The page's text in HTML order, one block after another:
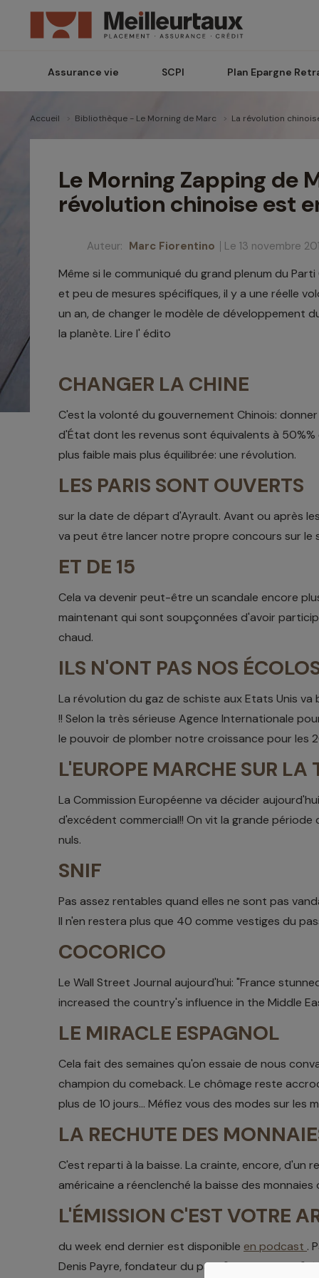
Assurance vie SCPI Plan Epargne
Accueil Bibliothèque - Le Morning de Marc La révolution
Le Morning Zapping de
révolution chinoise est
Auteur: Marc Fiorentino Le 13 novembre
Même si le communiqué du grand plenum du
et peu de mesures spécifiques, il y a une réelle
un an, de changer le modèle de développement
la planète. Lire l' édito
CHANGER LA CHINE
C'est la volonté du gouvernement Chinois:
d'État dont les revenus sont équivalents à 50%%
plus faible mais plus équilibrée: une révolution.
LES PARIS SONT OUVERTS
sur la date de départ d'Ayrault. Avant ou après
va peut être lancer notre propre concours sur le
ET DE 15
Cela va devenir peut-être un scandale encore
maintenant qui sont soupçonnées d'avoir
chaud.
ILS N'ONT PAS NOS
La révolution du gaz de schiste aux Etats Unis
!! Selon la très sérieuse Agence Internationale
le pouvoir de plomber notre croissance pour les
L'EUROPE MARCHE SUR LA
La Commission Européenne va décider
d'excédent commercial!! On vit la grande période
nuls.
SNIF
Pas assez rentables quand elles ne sont pas
Il n'en restera plus que 40 comme vestiges du
COCORICO
Le Wall Street Journal aujourd'hui: "France
increased the country's influence in the Middle
LE MIRACLE ESPAGNOL
Cela fait des semaines qu'on essaie de nous
champion du comeback. Le chômage reste
plus de 10 jours... Méfiez vous des modes sur les
LA RECHUTE DES
C'est reparti à la baisse. La crainte, encore, d'un
américaine a réenclenché la baisse des monnaies
L'ÉMISSION C'EST VOTRE
du week end dernier est disponible en podcast .
Denis Payre, fondateur du parti "Nous citoyens",